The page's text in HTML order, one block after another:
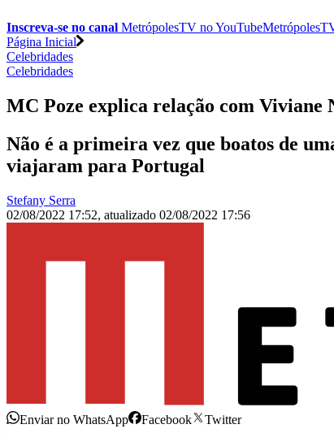
Inscreva-se no canal MetrópolesTV noYouTube
Página Inicial
Celebridades
Celebridades
MC Poze explica relação com
Não é a primeira vez que boatos de
viajaram para Portugal
Stefany Serra
02/08/2022 17:52, atualizado 02/08/2022 17:56
Enviar no WhatsApp Facebook
Twitter